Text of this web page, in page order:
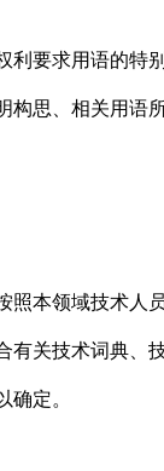
要求用语的特
思、相关用语
本领域技术人
关技术词典、
定。